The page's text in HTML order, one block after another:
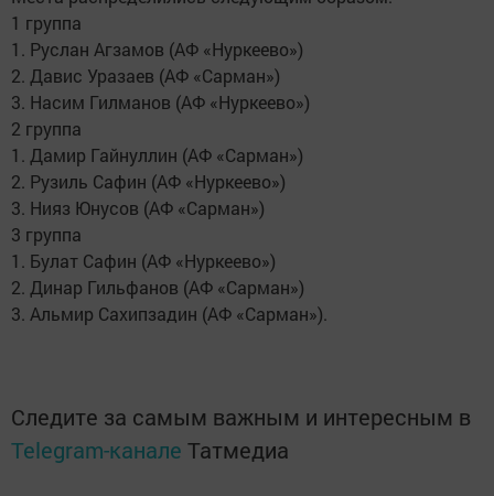
1 группа
1. Руслан Агзамов (АФ «Нуркеево»)
2. Давис Уразаев (АФ «Сарман»)
3. Насим Гилманов (АФ «Нуркеево»)
2 группа
1. Дамир Гайнуллин (АФ «Сарман»)
2. Рузиль Сафин (АФ «Нуркеево»)
3. Нияз Юнусов (АФ «Сарман»)
3 группа
1. Булат Сафин (АФ «Нуркеево»)
2. Динар Гильфанов (АФ «Сарман»)
3. Альмир Сахипзадин (АФ «Сарман»).
Следите за самым важным и интересным в
Telegram-канале Татмедиа